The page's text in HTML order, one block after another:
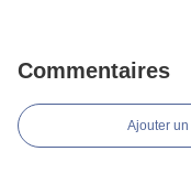
Commentaires
Ajouter